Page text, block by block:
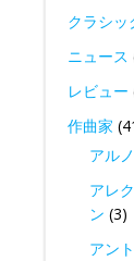
クラシッ
ニュース
レビュー
作曲家
アル
アレ
ン (3)
アン